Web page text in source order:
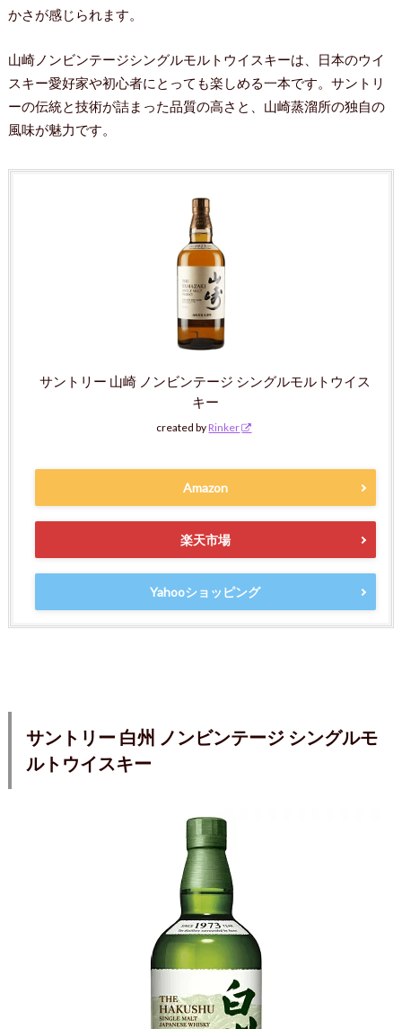
かさが感じられます。
山崎ノンビンテージシングルモルトウイスキーは、日本のウイ
スキー愛好家や初心者にとっても楽しめる一本です。サントリ
ーの伝統と技術が詰まった品質の高さと、山崎蒸溜所の独自の
風味が魅力です。
サントリー 山崎 ノンビンテージ シングルモルトウイス
キー
created by Rinker
Amazon
楽天市場
Yahooショッピング
サントリー 白州 ノンビンテージ シングルモ
ルトウイスキー